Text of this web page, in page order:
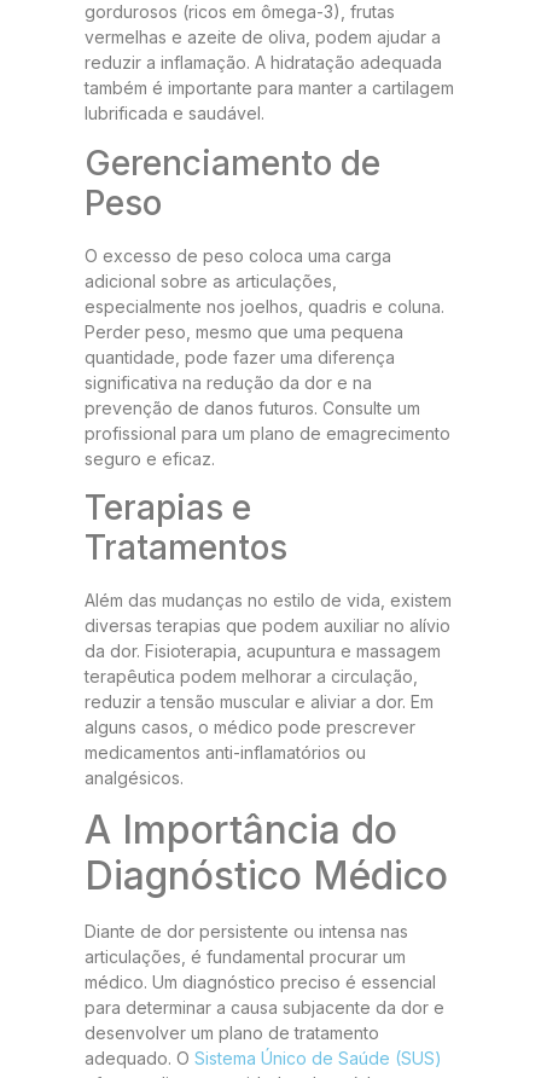
gordurosos (ricos em ômega-3), frutas
vermelhas e azeite de oliva, podem ajudar a
reduzir a inflamação. A hidratação adequada
também é importante para manter a cartilagem
lubrificada e saudável.
Gerenciamento de
Peso
O excesso de peso coloca uma carga
adicional sobre as articulações,
especialmente nos joelhos, quadris e coluna.
Perder peso, mesmo que uma pequena
quantidade, pode fazer uma diferença
significativa na redução da dor e na
prevenção de danos futuros. Consulte um
profissional para um plano de emagrecimento
seguro e eficaz.
Terapias e
Tratamentos
Além das mudanças no estilo de vida, existem
diversas terapias que podem auxiliar no alívio
da dor. Fisioterapia, acupuntura e massagem
terapêutica podem melhorar a circulação,
reduzir a tensão muscular e aliviar a dor. Em
alguns casos, o médico pode prescrever
medicamentos anti-inflamatórios ou
analgésicos.
A Importância do
Diagnóstico Médico
Diante de dor persistente ou intensa nas
articulações, é fundamental procurar um
médico. Um diagnóstico preciso é essencial
para determinar a causa subjacente da dor e
desenvolver um plano de tratamento
adequado. O Sistema Único de Saúde (SUS)